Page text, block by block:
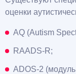
оценки
AQ (Autism
RAADS-R;
ADOS-2